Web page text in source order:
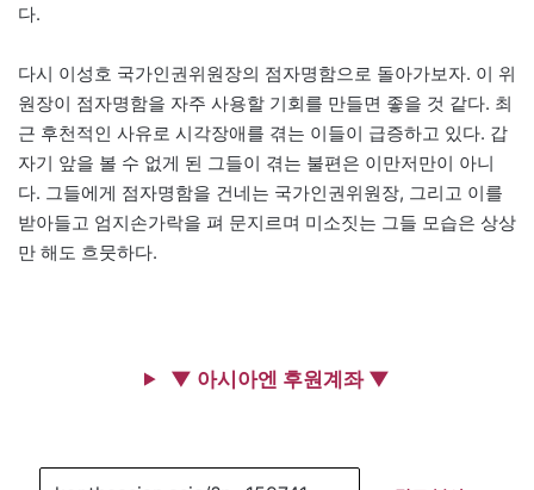
다.
다시 이성호 국가인권위원장의 점자명함으로 돌아가보자. 이 위
원장이 점자명함을 자주 사용할 기회를 만들면 좋을 것 같다. 최
근 후천적인 사유로 시각장애를 겪는 이들이 급증하고 있다. 갑
자기 앞을 볼 수 없게 된 그들이 겪는 불편은 이만저만이 아니
다. 그들에게 점자명함을 건네는 국가인권위원장, 그리고 이를
받아들고 엄지손가락을 펴 문지르며 미소짓는 그들 모습은 상상
만 해도 흐뭇하다.
▼ 아시아엔 후원계좌 ▼